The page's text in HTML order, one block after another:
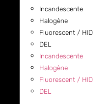
Incandescente
Halogène
Fluorescent / HID
DEL
Incandescente
Halogène
Fluorescent / HID
DEL